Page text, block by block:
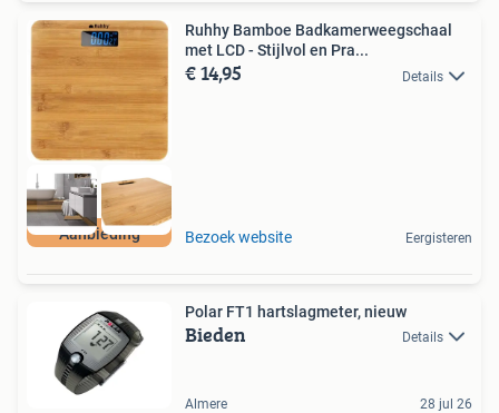
Aanbieding
Ruhhy Bamboe Badkamerweegschaal
met LCD - Stijlvol en Pra...
€ 14,95 Details
Bezoek website Eergisteren
Polar FT1 hartslagmeter, nieuw
Bieden Details
Almere 28 jul 26